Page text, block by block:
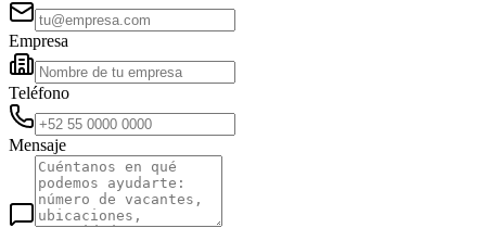
Empresa
Teléfono
Mensaje